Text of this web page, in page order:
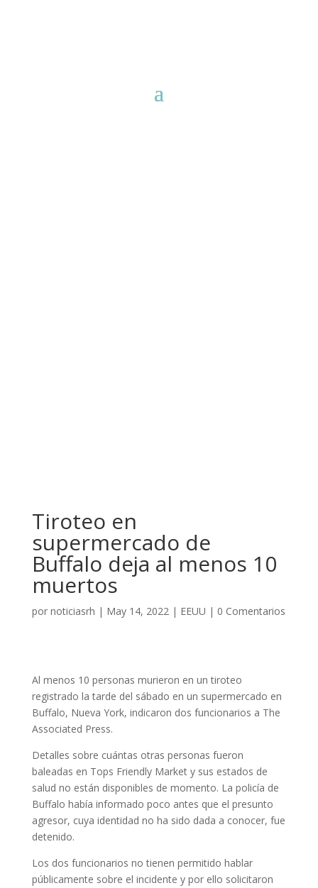
Tiroteo en
supermercado de
Buffalo deja al menos 10
muertos
por noticiasrh | May 14, 2022| EEUU | 0 Comentarios
Al menos 10 personas murieron en un tiroteo
registrado la tarde del sábado en un supermercado en
Buffalo, Nueva York, indicaron dos funcionarios a The
Associated Press.
Detalles sobre cuántas otras personas fueron
baleadas en Tops Friendly Market y sus estados de
salud no están disponibles de momento. La policía de
Buffalo había informado poco antes que el presunto
agresor, cuya identidad no ha sido dada a conocer, fue
detenido.
Los dos funcionarios no tienen permitido hablar
públicamente sobre el incidente y por ello solicitaron